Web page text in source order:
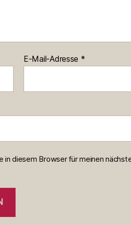
E-Mail-Adresse *
in diesem Browser für meinen